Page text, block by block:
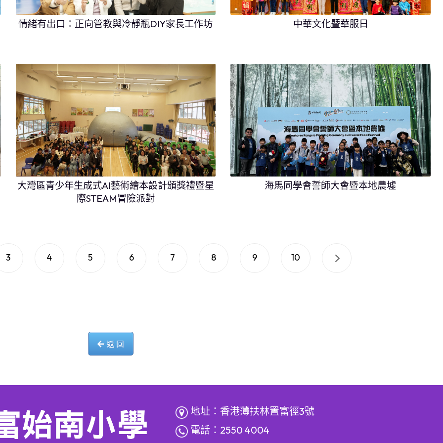
情緒有出口：正向管教與冷靜瓶DIY家長工作坊 中華文化暨華服日
大灣區青少年生成式AI藝術繪本設計頒獎禮暨星
際STEAM冒險派對
海馬同學會誓師大會暨本地農墟
3 4 5 6 7 8 9 10
返 回
地址：香港薄扶林置富徑3號
電話：2550 4004